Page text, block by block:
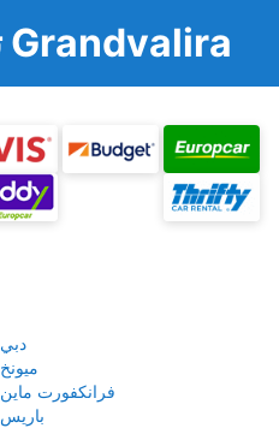
تأجير سيارة في Grandvalira
دبي
ميونخ
فرانكفورت ماين
باريس